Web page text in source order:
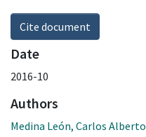
Cite document
Date
2016-10
Authors
Medina León, Carlos Alberto